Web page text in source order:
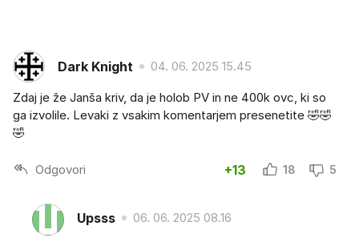
Dark Knight 04. 06. 2025 15.45
Zdaj je že Janša kriv, da je holob PV in ne 400k ovc, ki so
ga izvolile. Levaki z vsakim komentarjem presenetite 🤣🤣
🤣
Odgovori +13 18 5
Upsss 06. 06. 2025 08.16